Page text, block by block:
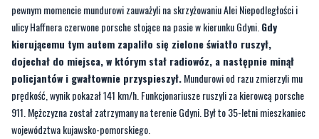
dojechał do miejsca, w którym stał radiowóz, a następnie minął
policjantów i gwałtownie przyspieszył.Mundurowi od razu zmierzyli mu
prędkość, wynik pokazał 141 km/h. Funkcjonariusze ruszyli za kierowcą porsche
911. Mężczyzna został zatrzymany na terenie Gdyni. Był to 35-letni mieszkaniec
województwa kujawsko-pomorskiego.